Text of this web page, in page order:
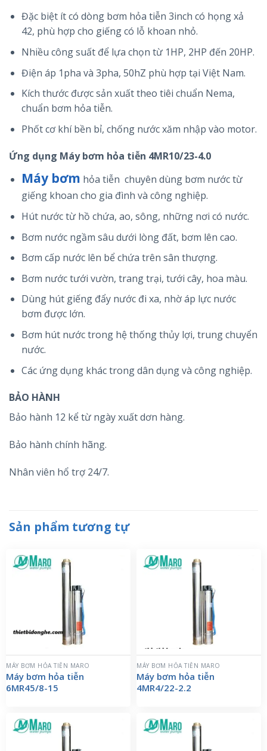
Đặc biệt ít có dòng bơm hỏa tiễn 3inch có họng xả
42, phù hợp cho giếng có lỗ khoan nhỏ.
Nhiều công suất để lựa chọn từ 1HP, 2HP đến 20HP.
Điện áp 1pha và 3pha, 50hZ phù hợp tại Việt Nam.
Kích thước được sản xuất theo tiêi chuẩn Nema,
chuẩn bơm hỏa tiễn.
Phốt cơ khí bền bỉ, chống nước xăm nhập vào motor.
Ứng dụng Máy bơm hỏa tiễn 4MR10/23-4.0
Máy bơm hỏa tiễn chuyên dùng bơm nước từ
giếng khoan cho gia đình và công nghiệp.
Hút nước từ hồ chứa, ao, sông, những nơi có nước.
Bơm nước ngầm sâu dưới lòng đất, bơm lên cao.
Bơm cấp nước lên bể chứa trên sân thượng.
Bơm nước tưới vườn, trang trại, tưới cây, hoa màu.
Dùng hút giếng đẩy nước đi xa, nhờ áp lực nước
bơm được lớn.
Bơm hút nước trong hệ thống thủy lợi, trung chuyển
nước.
Các ứng dụng khác trong dân dụng và công nghiệp.
BẢO HÀNH
Bảo hành 12 kể từ ngày xuất dơn hàng.
Bảo hành chính hãng.
Nhân viên hổ trợ 24/7.
Sản phẩm tương tự
MÁY BƠM HỎA TIỄN MARO
Máy bơm hỏa tiễn
6MR45/8-15
MÁY BƠM HỎA TIỄN MARO
Máy bơm hỏa tiễn
4MR4/22-2.2